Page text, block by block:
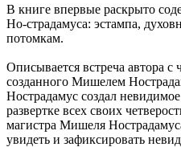
В книге впервые раскрыто
Но-страдамуса: эстампа,
потомкам.
Описывается встреча автора
созданного Мишелем
Нострадамус создал
развертке всех своих
магистра Мишеля
увидеть и зафиксировать